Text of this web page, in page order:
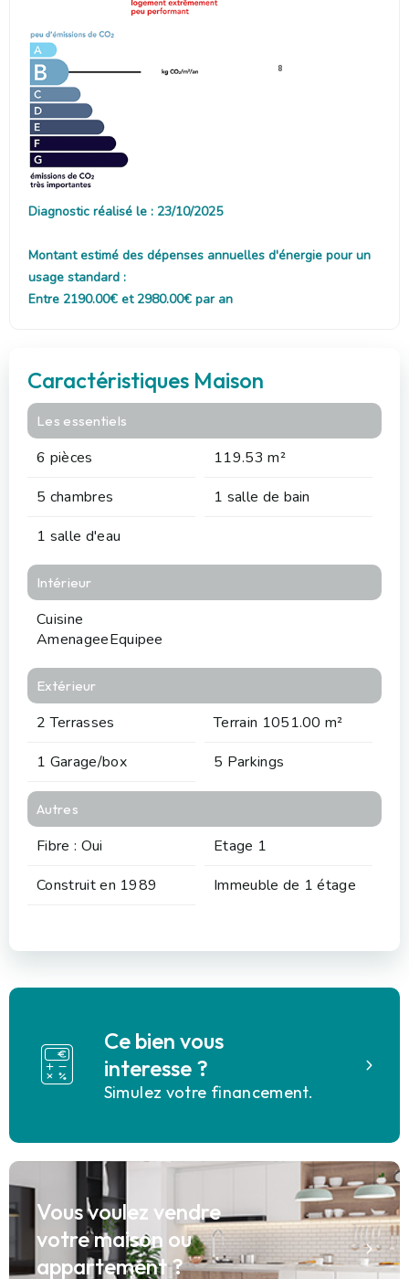
8
Diagnostic réalisé le : 23/10/2025
Montant estimé des dépenses annuelles d'énergie pour un
usage standard :
Entre 2190.00€ et 2980.00€ par an
Caractéristiques Maison
Les essentiels
6 pièces
119.53 m²
5 chambres
1 salle de bain
1 salle d'eau
Intérieur
Cuisine
AmenageeEquipee
Extérieur
2 Terrasses
Terrain 1051.00 m²
1 Garage/box
5 Parkings
Autres
Fibre : Oui
Etage 1
Construit en 1989
Immeuble de 1 étage
Ce bien vous
interesse ?
Simulez votre financement.
Vous voulez vendre
votre maison ou
appartement ?